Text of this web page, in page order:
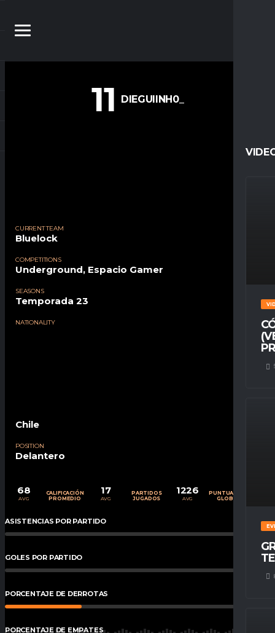
11 DIEGUIINH0_
CURRENT TEAM
Bluelock
COMPETITIONS
Underground, Espacio Gamer
SEASONS
Temporada 23
NATIONALITY
Chile
POSITION
Delantero
68
AVG
CALIFICACIÓN
PROMEDIO
17
AVG
PARTIDOS
JUGADOS
1226
AVG
PUNTUACIÓN
GLOBAL
ASISTENCIAS POR PARTIDO 0%
GOLES POR PARTIDO 0%
PORCENTAJE DE DERROTAS
PORCENTAJE DE EMPATES